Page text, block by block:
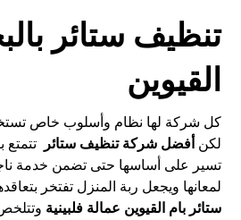
تنظيف ستائر
القيوين
كل شركة لها نظام وأسلوب خاص
لكن أفضل شركة تنظيف ستائر
تسير على أساسها حتى تضمن خدمة
لمعانها ويجعل ربة المنزل تفتخر
ستائر بام القيوين عمالة فلبينية